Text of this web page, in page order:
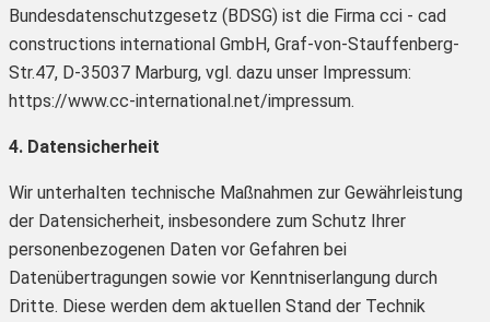
Bundesdatenschutzgesetz (BDSG) ist die Firma cci - cad
constructions international GmbH, Graf-von-Stauffenberg-
Str.47, D-35037 Marburg, vgl. dazu unser Impressum:
https://www.cc-international.net/impressum.
4. Datensicherheit
Wir unterhalten technische Maßnahmen zur Gewährleistung
der Datensicherheit, insbesondere zum Schutz Ihrer
personenbezogenen Daten vor Gefahren bei
Datenübertragungen sowie vor Kenntniserlangung durch
Dritte. Diese werden dem aktuellen Stand der Technik